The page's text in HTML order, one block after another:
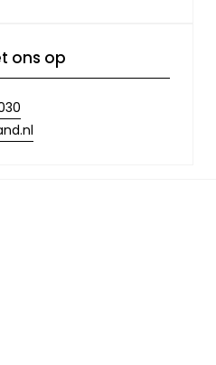
ons op